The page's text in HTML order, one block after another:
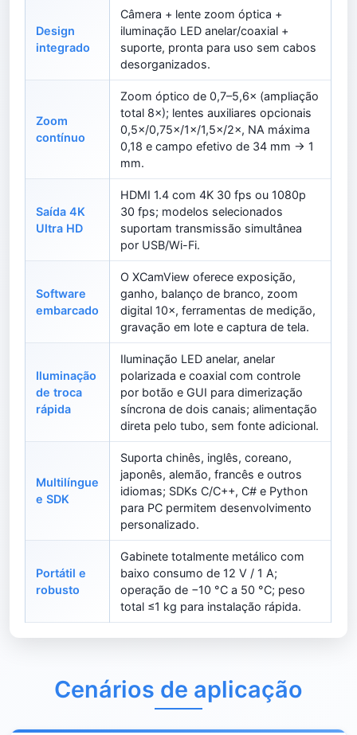
Design
integrado
Câmera + lente zoom óptica +
iluminação LED anelar/coaxial +
suporte, pronta para uso sem cabos
desorganizados.
Zoom
contínuo
Zoom óptico de 0,7–5,6× (ampliação
total 8×); lentes auxiliares opcionais
0,5×/0,75×/1×/1,5×/2×, NA máxima
0,18 e campo efetivo de 34 mm → 1
mm.
Saída 4K
Ultra HD
HDMI 1.4 com 4K 30 fps ou 1080p
30 fps; modelos selecionados
suportam transmissão simultânea
por USB/Wi-Fi.
Software
embarcado
O XCamView oferece exposição,
ganho, balanço de branco, zoom
digital 10×, ferramentas de medição,
gravação em lote e captura de tela.
Iluminação
de troca
rápida
Iluminação LED anelar, anelar
polarizada e coaxial com controle
por botão e GUI para dimerização
síncrona de dois canais; alimentação
direta pelo tubo, sem fonte adicional.
Multilíngue
e SDK
Suporta chinês, inglês, coreano,
japonês, alemão, francês e outros
idiomas; SDKs C/C++, C# e Python
para PC permitem desenvolvimento
personalizado.
Portátil e
robusto
Gabinete totalmente metálico com
baixo consumo de 12 V / 1 A;
operação de −10 °C a 50 °C; peso
total ≤1 kg para instalação rápida.
Cenários de aplicação